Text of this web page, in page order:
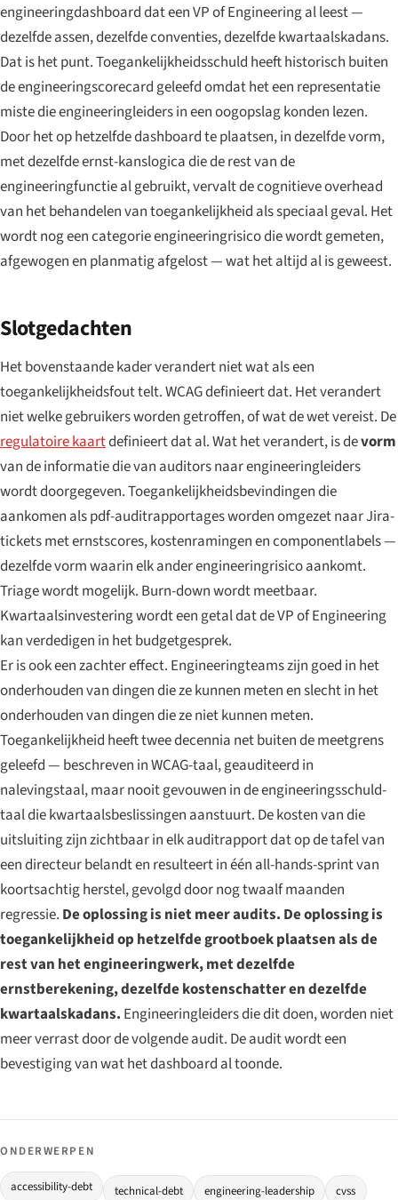
engineeringdashboard dat een VP of Engineering al leest —
dezelfde assen, dezelfde conventies, dezelfde kwartaalskadans.
Dat is het punt. Toegankelijkheidsschuld heeft historisch buiten
de engineeringscorecard geleefd omdat het een representatie
miste die engineeringleiders in een oogopslag konden lezen.
Door het op hetzelfde dashboard te plaatsen, in dezelfde vorm,
met dezelfde ernst-kanslogica die de rest van de
engineeringfunctie al gebruikt, vervalt de cognitieve overhead
van het behandelen van toegankelijkheid als speciaal geval. Het
wordt nog een categorie engineeringrisico die wordt gemeten,
afgewogen en planmatig afgelost — wat het altijd al is geweest.
Slotgedachten
Het bovenstaande kader verandert niet wat als een
toegankelijkheidsfout telt. WCAG definieert dat. Het verandert
niet welke gebruikers worden getroffen, of wat de wet vereist. De
regulatoire kaartdefinieert dat al. Wat het verandert, is devorm
van de informatie die van auditors naar engineeringleiders
wordt doorgegeven. Toegankelijkheidsbevindingen die
aankomen als pdf-auditrapportages worden omgezet naar Jira-
tickets met ernstscores, kostenramingen en componentlabels —
dezelfde vorm waarin elk ander engineeringrisico aankomt.
Triage wordt mogelijk. Burn-down wordt meetbaar.
Kwartaalsinvestering wordt een getal dat de VP of Engineering
kan verdedigen in het budgetgesprek.
Er is ook een zachter effect. Engineeringteams zijn goed in het
onderhouden van dingen die ze kunnen meten en slecht in het
onderhouden van dingen die ze niet kunnen meten.
Toegankelijkheid heeft twee decennia net buiten de meetgrens
geleefd — beschreven in WCAG-taal, geauditeerd in
nalevingstaal, maar nooit gevouwen in de engineeringsschuld-
taal die kwartaalsbeslissingen aanstuurt. De kosten van die
uitsluiting zijn zichtbaar in elk auditrapport dat op de tafel van
een directeur belandt en resulteert in één all-hands-sprint van
koortsachtig herstel, gevolgd door nog twaalf maanden
regressie. De oplossing is niet meer audits. De oplossing is
toegankelijkheid op hetzelfde grootboek plaatsen als de
rest van het engineeringwerk, met dezelfde
ernstberekening, dezelfde kostenschatter en dezelfde
kwartaalskadans. Engineeringleiders die dit doen, worden niet
meer verrast door de volgende audit. De audit wordt een
bevestiging van wat het dashboard al toonde.
ONDERWERPEN
accessibility-debt technical-debt engineering-leadership cvss